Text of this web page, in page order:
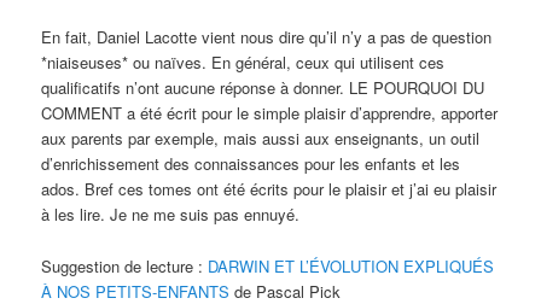
En fait, Daniel Lacotte vient nous dire qu’il n’y a pas de question
*niaiseuses* ou naïves. En général, ceux qui utilisent ces
qualificatifs n’ont aucune réponse à donner. LE POURQUOI DU
COMMENT a été écrit pour le simple plaisir d’apprendre, apporter
aux parents par exemple, mais aussi aux enseignants, un outil
d’enrichissement des connaissances pour les enfants et les
ados. Bref ces tomes ont été écrits pour le plaisir et j’ai eu plaisir
à les lire. Je ne me suis pas ennuyé.
Suggestion de lecture : DARWIN ET L’ÉVOLUTION EXPLIQUÉS
À NOS PETITS-ENFANTS de Pascal Pick